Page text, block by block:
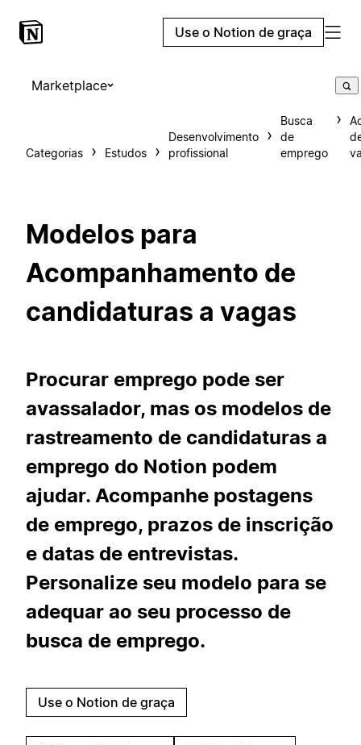
Use o Notion de graça
Marketplace
Categorias Estudos
Desenvolvimento
profissional
Busca
de
emprego
Modelos para
Acompanhamento de
candidaturas a vagas
Procurar emprego pode ser
avassalador, mas os modelos de
rastreamento de candidaturas a
emprego do Notion podem
ajudar. Acompanhe postagens
de emprego, prazos de inscrição
e datas de entrevistas.
Personalize seu modelo para se
adequar ao seu processo de
busca de emprego.
Use o Notion de graça